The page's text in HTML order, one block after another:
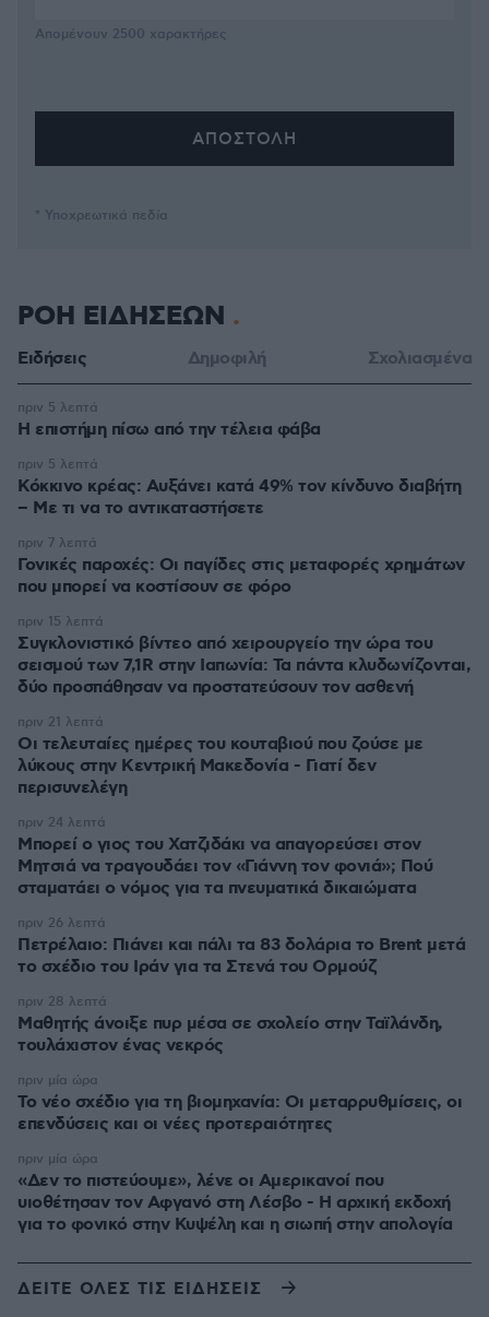
Απομένουν 2500 χαρακτήρες
* Υποχρεωτικά πεδία
ΡΟΗ ΕΙΔΗΣΕΩΝ
Ειδήσεις Δημοφιλή Σχολιασμένα
Η επιστήμη πίσω από την τέλεια φάβα
πριν 5 λεπτά
Κόκκινο κρέας: Αυξάνει κατά 49% τον κίνδυνο διαβήτη
– Με τι να το αντικαταστήσετε
πριν 5 λεπτά
Γονικές παροχές: Οι παγίδες στις μεταφορές χρημάτων
που μπορεί να κοστίσουν σε φόρο
πριν 7 λεπτά
Συγκλονιστικό βίντεο από χειρουργείο την ώρα του
σεισμού των 7,1R στην Ιαπωνία: Τα πάντα κλυδωνίζονται,
δύο προσπάθησαν να προστατεύσουν τον ασθενή
πριν 15 λεπτά
Οι τελευταίες ημέρες του κουταβιού που ζούσε με
λύκους στην Κεντρική Μακεδονία - Γιατί δεν
περισυνελέγη
πριν 21 λεπτά
Μπορεί ο γιος του Χατζιδάκι να απαγορεύσει στον
Μητσιά να τραγουδάει τον «Γιάννη τον φονιά»; Πού
σταματάει ο νόμος για τα πνευματικά δικαιώματα
πριν 24 λεπτά
Πετρέλαιο: Πιάνει και πάλι τα 83 δολάρια το Brent μετά
το σχέδιο του Ιράν για τα Στενά του Ορμούζ
πριν 26 λεπτά
Μαθητής άνοιξε πυρ μέσα σε σχολείο στην Ταϊλάνδη,
τουλάχιστον ένας νεκρός
πριν 28 λεπτά
Το νέο σχέδιο για τη βιομηχανία: Οι μεταρρυθμίσεις, οι
επενδύσεις και οι νέες προτεραιότητες
πριν μία ώρα
«Δεν το πιστεύουμε», λένε οι Αμερικανοί που
υιοθέτησαν τον Αφγανό στη Λέσβο - Η αρχική εκδοχή
για το φονικό στην Κυψέλη και η σιωπή στην απολογία
πριν μία ώρα
ΔΕΙΤΕ ΟΛΕΣ ΤΙΣ ΕΙΔΗΣΕΙΣ